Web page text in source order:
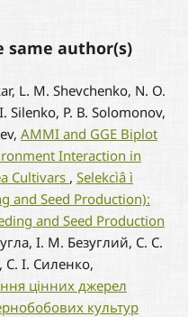
same author(s)
L. M. Shevchenko, N. O.
Silenko, Р. В. Solomonov,
AMMI and GGE Biplot
Interaction in
Cultivars , Selekcìâ ì
and Seed Production):
and Seed Production
І. М. Безуглий, С. С.
І. Силенко,
цінних джерел
культур